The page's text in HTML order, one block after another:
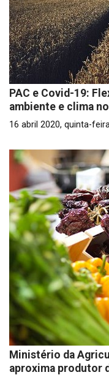
PAC e Covid-19:
ambiente e clima
16 abril 2020, quinta-
Ministério da
aproxima produtor